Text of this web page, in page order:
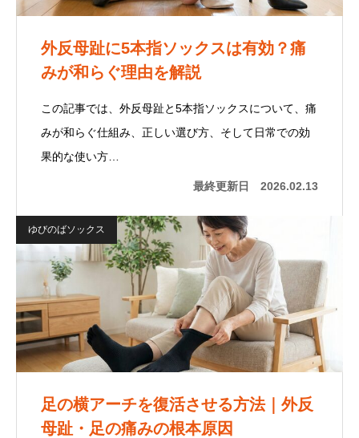
外反母趾に5本指ソックスは有効？痛
みが和らぐ理由を解説
この記事では、外反母趾と5本指ソックスについて、痛
みが和らぐ仕組み、正しい選び方、そして日常での効
果的な使い方…
最終更新日 2026.02.13
ゆびのばソックス
足の横アーチを復活させる方法｜外反
母趾・足の痛みの根本原因